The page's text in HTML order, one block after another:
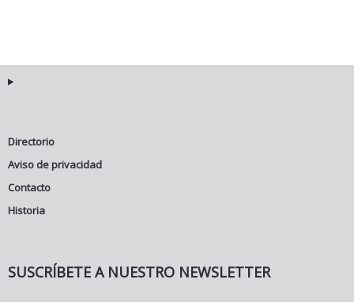
Directorio
Aviso de privacidad
Contacto
Historia
SUSCRÍBETE A NUESTRO NEWSLETTER